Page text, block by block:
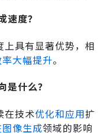
速度？
上具有显著优势，相
大幅提升。
是什么？
在技术优化和应用扩
像生成领域的影响